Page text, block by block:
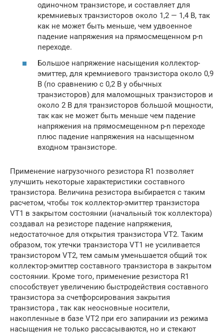
одиночном транзисторе, и составляет для
кремниевых транзисторов около 1,2 — 1,4 В, так
как не может быть меньше, чем удвоенное
падение напряжения на прямосмещенном p-n
переходе.
Большое напряжение насыщения коллектор-
эмиттер, для кремниевого транзистора около 0,9
В (по сравнению с 0,2 В у обычных
транзисторов) для маломощных транзисторов и
около 2 В для транзисторов большой мощности,
так как не может быть меньше чем падение
напряжения на прямосмещенном p-n переходе
плюс падение напряжения на насыщенном
входном транзисторе.
Применение нагрузочного резистора R1 позволяет
улучшить некоторые характеристики составного
транзистора. Величина резистора выбирается с таким
расчетом, чтобы ток коллектор-эмиттер транзистора
VT1 в закрытом состоянии (начальный ток коллектора)
создавал на резисторе падение напряжения,
недостаточное для открытия транзистора VT2. Таким
образом, ток утечки транзистора VT1 не усиливается
транзистором VT2, тем самым уменьшается общий ток
коллектор-эмиттер составного транзистора в закрытом
состоянии. Кроме того, применение резистора R1
способствует увеличению быстродействия составного
транзистора за счетфорсирования закрытия
транзистора , так как неосновные носители,
накопленные в базе VT2 при его запирании из режима
насыщения не только рассасываются, но и стекают